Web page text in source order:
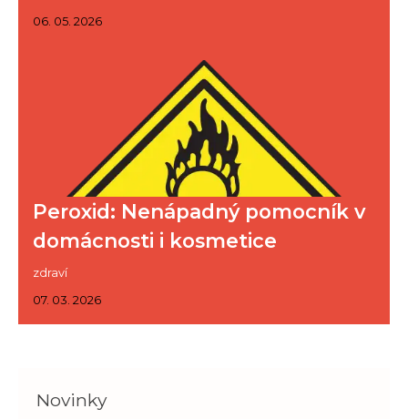
06. 05. 2026
Peroxid: Nenápadný pomocník v
domácnosti i kosmetice
zdraví
07. 03. 2026
Novinky